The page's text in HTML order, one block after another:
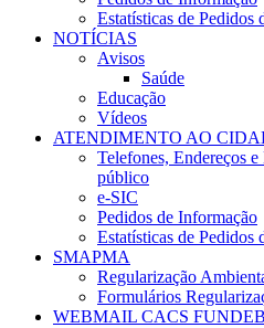
Estatísticas de Pedidos
NOTÍCIAS
Avisos
Saúde
Educação
Vídeos
ATENDIMENTO AO
Telefones, Endereços
público
e-SIC
Pedidos de Informação
Estatísticas de Pedidos
SMAPMA
Regularização
Formulários
WEBMAIL CACS FUNDEB